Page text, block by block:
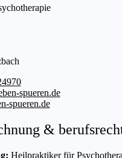
spueren.de
spueren.de
&
Heilpraktiker für